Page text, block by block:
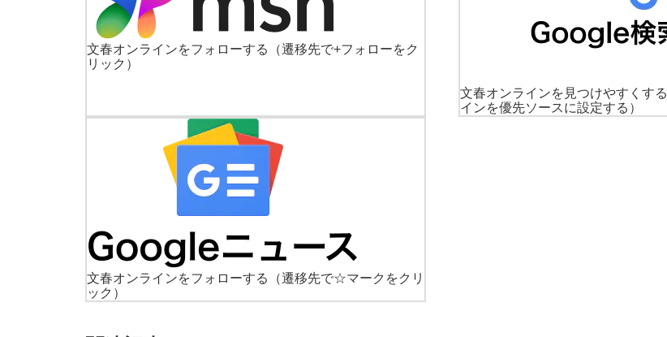
文春オンラインをフォローする
（遷移先で+フォローをク
リック）
文春オンラインを見つけやすくする
インを優先ソースに設定する）
文春オンラインをフォローする
（遷移先で☆マークをクリ
ック）